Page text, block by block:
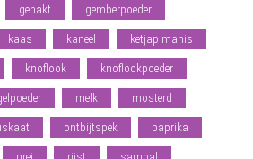
gehakt gemberpoeder
kaas kaneel ketjap manis
knoflook knoflookpoeder
melk mosterd
ontbijtspek paprika